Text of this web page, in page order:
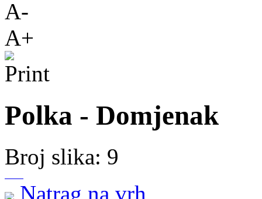
A-
A+
Polka - Domjenak
Broj slika: 9
Natrag na vrh